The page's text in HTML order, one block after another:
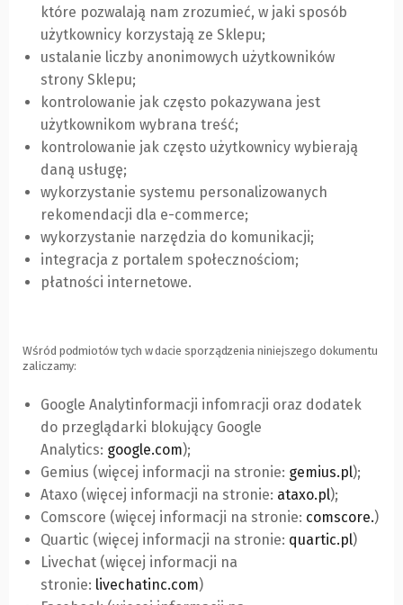
które pozwalają nam zrozumieć, w jaki sposób
użytkownicy korzystają ze Sklepu;
ustalanie liczby anonimowych użytkowników
strony Sklepu;
kontrolowanie jak często pokazywana jest
użytkownikom wybrana treść;
kontrolowanie jak często użytkownicy wybierają
daną usługę;
wykorzystanie systemu personalizowanych
rekomendacji dla e-commerce;
wykorzystanie narzędzia do komunikacji;
integracja z portalem społecznościom;
płatności internetowe.
Wśród podmiotów tych w dacie sporządzenia niniejszego dokumentu
zaliczamy:
Google Analytinformacji infomracji oraz dodatek
do przeglądarki blokujący Google
Analytics: google.com(Link
do
innej
strony)
);
Gemius (więcej informacji na stronie: gemius.pl(Link
innej
strony)
);
Ataxo (więcej informacji na stronie: ataxo.pl(Link
do
innej
);
Comscore (więcej informacji na stronie: comscore.)
Quartic (więcej informacji na stronie: quartic.pl(Link
)
Livechat (więcej informacji na
stronie: livechatinc.com(Link
)